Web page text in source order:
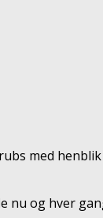
med
nu og hver